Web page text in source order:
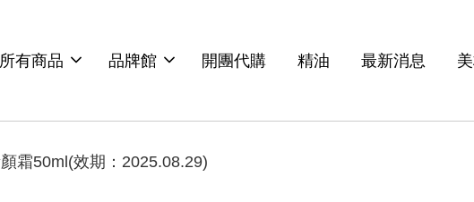
所有商品 品牌館 開團代購 精油 最新消息
霜50ml(效期：2025.08.29)